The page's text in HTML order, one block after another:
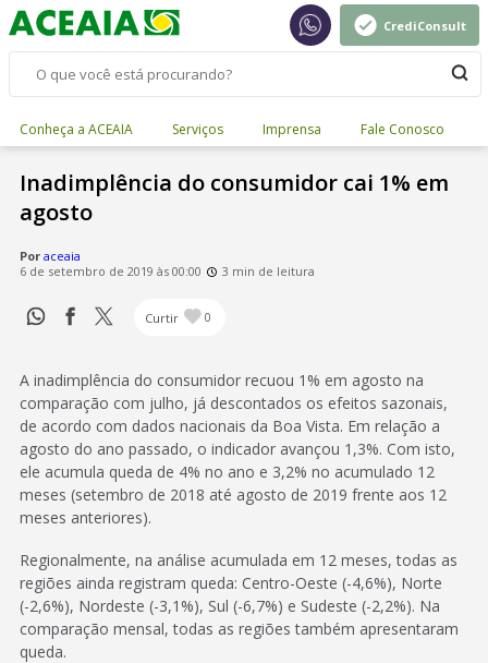
CrediConsult
Conheça a ACEAIA Serviços Imprensa Fale Conosco
Inadimplência do consumidor cai 1% em
agosto
Por aceaia
6 de setembro de 2019 às 00:00
3 min de leitura
Curtir 0
A inadimplência do consumidor recuou 1% em agosto na
comparação com julho, já descontados os efeitos sazonais,
de acordo com dados nacionais da Boa Vista. Em relação a
agosto do ano passado, o indicador avançou 1,3%. Com isto,
ele acumula queda de 4% no ano e 3,2% no acumulado 12
meses (setembro de 2018 até agosto de 2019 frente aos 12
meses anteriores).
Regionalmente, na análise acumulada em 12 meses, todas as
regiões ainda registram queda: Centro-Oeste (-4,6%), Norte
(-2,6%), Nordeste (-3,1%), Sul (-6,7%) e Sudeste (-2,2%). Na
comparação mensal, todas as regiões também apresentaram
queda.